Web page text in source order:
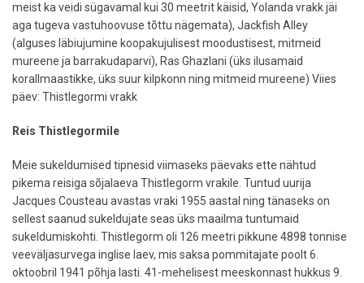
meist ka veidi sügavamal kui 30 meetrit käisid, Yolanda vrakk jäi
aga tugeva vastuhoovuse tõttu nägemata), Jackfish Alley
(alguses läbiujumine koopakujulisest moodustisest, mitmeid
mureene ja barrakudaparvi), Ras Ghazlani (üks ilusamaid
korallmaastikke, üks suur kilpkonn ning mitmeid mureene) Viies
päev: Thistlegormi vrakk
Reis Thistlegormile
Meie sukeldumised tipnesid viimaseks päevaks ette nähtud
pikema reisiga sõjalaeva Thistlegorm vrakile. Tuntud uurija
Jacques Cousteau avastas vraki 1955 aastal ning tänaseks on
sellest saanud sukeldujate seas üks maailma tuntumaid
sukeldumiskohti. Thistlegorm oli 126 meetri pikkune 4898 tonnise
veeväljasurvega inglise laev, mis saksa pommitajate poolt 6.
oktoobril 1941 põhja lasti. 41-mehelisest meeskonnast hukkus 9.